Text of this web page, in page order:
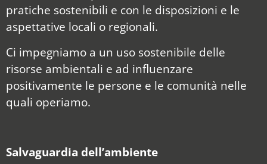
pratiche sostenibili e con le disposizioni e le
aspettative locali o regionali.
Ci impegniamo a un uso sostenibile delle
risorse ambientali e ad influenzare
positivamente le persone e le comunità nelle
quali operiamo.
Salvaguardia dell’ambiente